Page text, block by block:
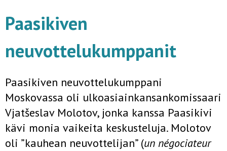
Paasikiven
neuvottelukumppanit
Paasikiven neuvottelukumppani
Moskovassa oli ulkoasiainkansankomissaari
Vjatšeslav Molotov, jonka kanssa Paasikivi
kävi monia vaikeita keskusteluja. Molotov
oli ”kauhean neuvottelijan” (un négociateur